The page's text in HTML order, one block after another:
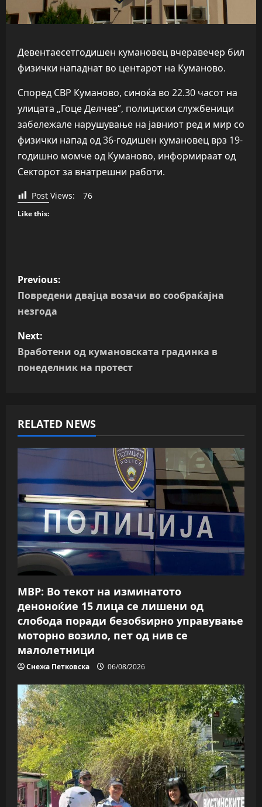
Девентаесетгодишен кумановец вчеравечер бил
физички нападнат во центарот на Куманово.
Според СВР Куманово, синоќа во 22.30 часот на
улицата „Гоце Делчев“, полициски службеници
забележале нарушување на јавниот ред и мир со
физички напад од 36-годишен кумановец врз 19-
годишно момче од Куманово, информираат од
Секторот за внатрешни работи.
Post Views: 76
Like this:
P
o
t
n
v
i
g
a
t
i
o
n
Previous:
Повредени двајца возачи во сообраќајна
незгода
Next:
Вработени од кумановската градинка в
понеделник на протест
RELATED NEWS
МВР: Во текот на изминатото
деноноќие 15 лица се лишени од
слобода поради безобѕирно управување
моторно возило, пет од нив се
малолетници
Снежа Петковска 06/08/2026